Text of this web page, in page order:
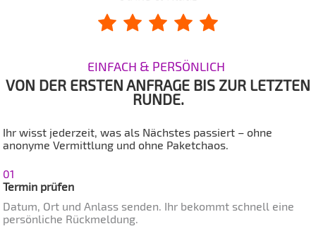
Prüfung der Bewertung
EINFACH & PERSÖNLICH
VON DER ERSTEN ANFRAGE BIS ZUR LETZTEN
RUNDE.
Ihr wisst jederzeit, was als Nächstes passiert – ohne
anonyme Vermittlung und ohne Paketchaos.
01
Termin prüfen
Datum, Ort und Anlass senden. Ihr bekommt schnell eine
persönliche Rückmeldung.